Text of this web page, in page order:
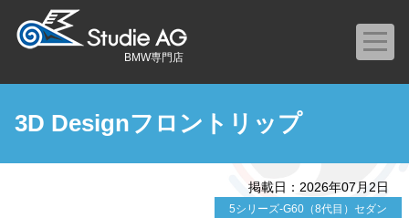
BMW専門店
3D Designフロントリップ
掲載日：2026年07月2日
5シリーズ-G60（8代目）セダン